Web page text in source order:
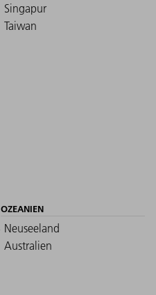
Singapur
Taiwan
OZEANIEN
Neuseeland
Australien